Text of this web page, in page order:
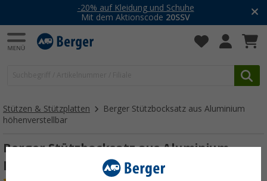
-20% auf Kleidung und Schuhe
Mit dem Aktionscode 20SSV
Stützen & Stützplatten
Berger Stützbocksatz aus Aluminium
höhenverstellbar
Berger Stützbocksatz aus Aluminium
höhenverstellbar 2er-Set